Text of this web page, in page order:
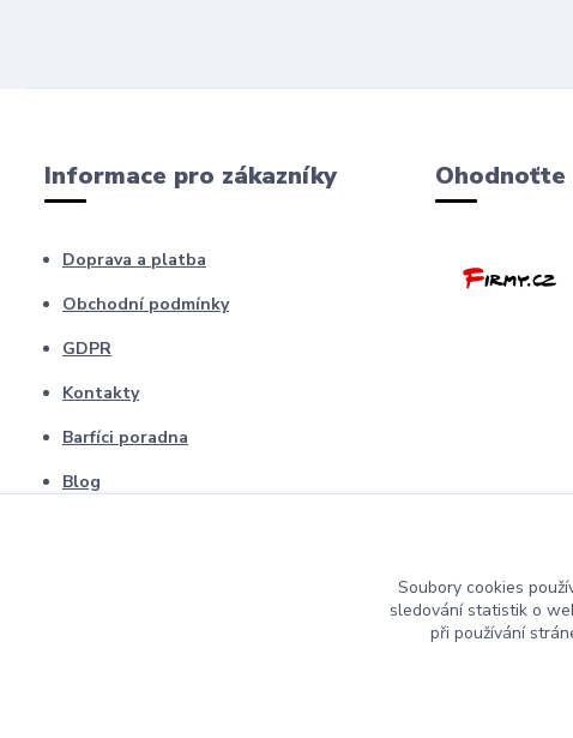
Informace pro zákazníky
Doprava a platba
Obchodní podmínky
GDPR
Kontakty
Barfíci poradna
Blog
Ohodnoťte
Soubory cookies
sledování statistik o
při používání